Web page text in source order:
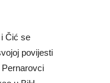
Čić se
povijesti